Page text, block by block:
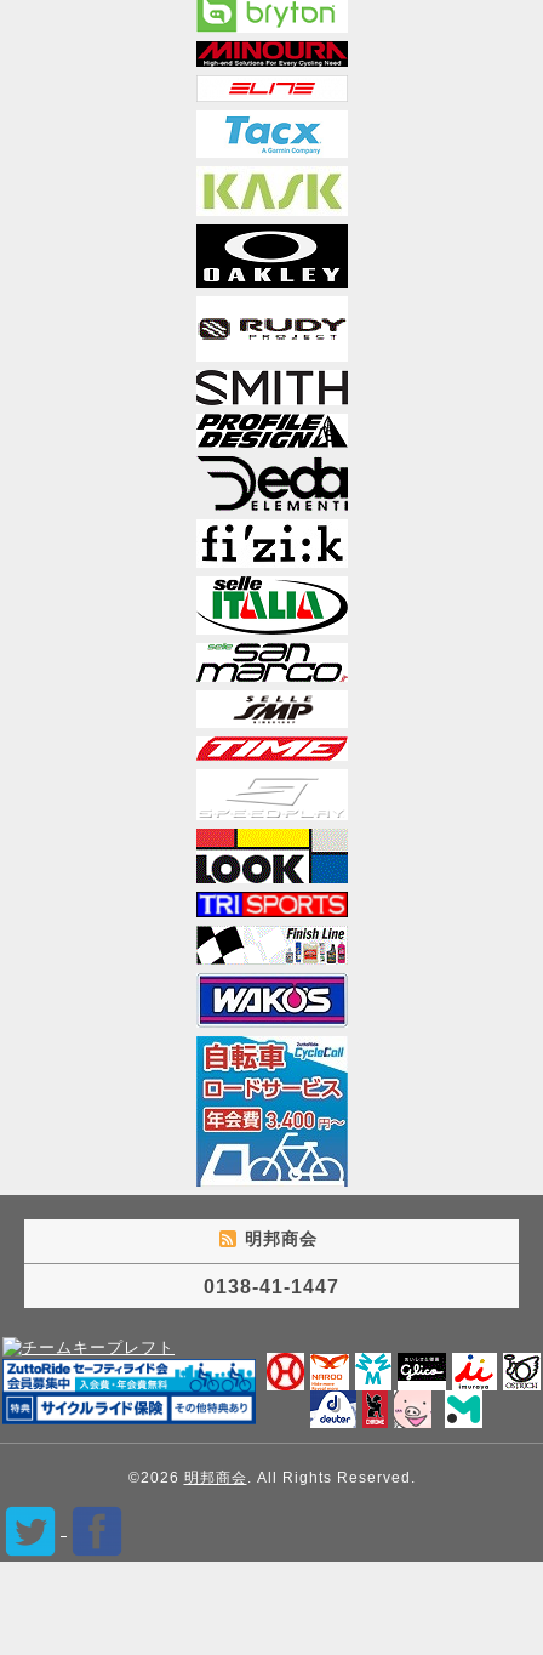
明邦商会
0138-41-1447
©2026 明邦商会. All Rights Reserved.